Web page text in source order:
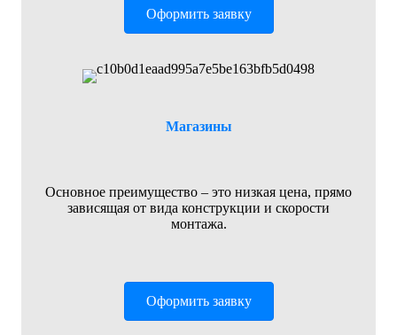
Оформить заявку
Магазины
Основное преимущество – это низкая цена, прямо
зависящая от вида конструкции и скорости
монтажа.
Оформить заявку